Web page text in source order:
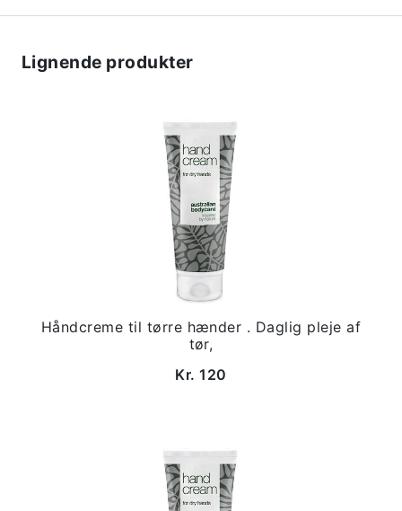
Lignende produkter
Håndcreme til tørre hænder . Daglig pleje af
tør,
Kr. 120